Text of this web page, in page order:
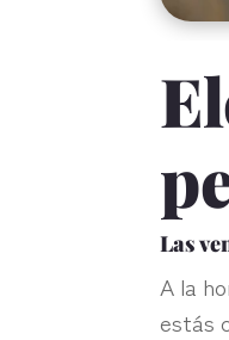
Las
A la
estás